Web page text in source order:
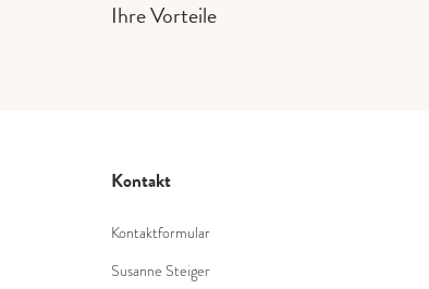
Ihre Vorteile
Kontakt
Kontaktformular
Susanne Steiger